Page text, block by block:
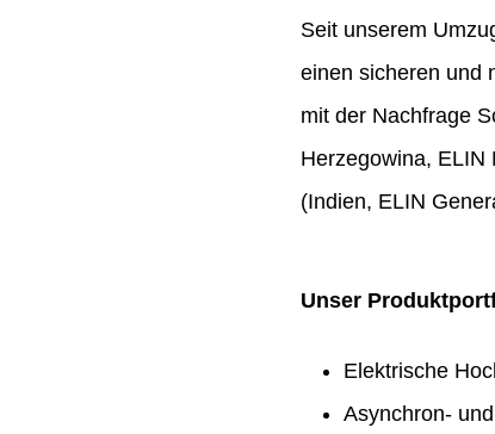
Seit unserem
einen sicheren und
mit der Nachfrage
Herzegowina, ELIN
(Indien, ELIN
Unser
Elektrische
Asynchron-